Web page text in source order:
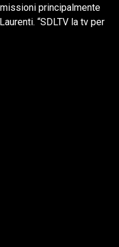
principalmente
“SDLTV la tv per